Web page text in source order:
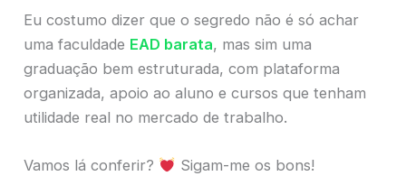
Eu costumo dizer que o segredo não é só achar
uma faculdade EAD barata, mas sim uma
graduação bem estruturada, com plataforma
organizada, apoio ao aluno e cursos que tenham
utilidade real no mercado de trabalho.
Vamos lá conferir? Sigam-me os bons!